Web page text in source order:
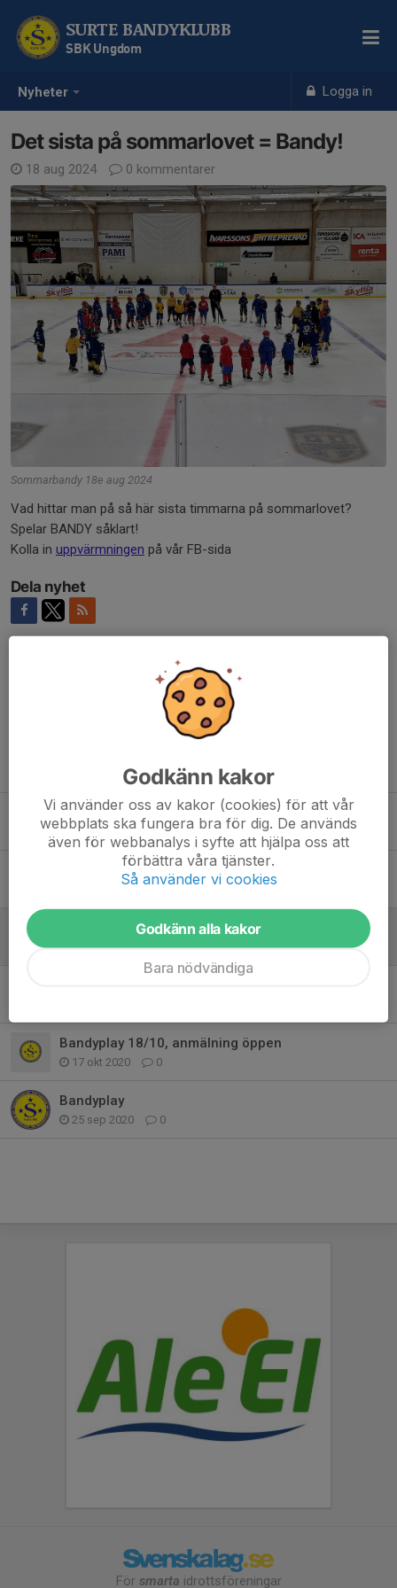
Nyheter Logga in
SURTE BANDYKLUBB
SBK Ungdom
Det sista på sommarlovet = Bandy!
18 aug 2024 0 kommentarer
Sommarbandy 18e aug 2024
Vad hittar man på så här sista timmarna på sommarlovet?
Spelar BANDY såklart!
Kolla in uppvärmningen på vår FB-sida
Dela nyhet
Tidigare nyheter
Sommarbandy 2025
3 aug 2025 0
Sommarbandyn INSTÄLLD idag 1/9
1 sep 2024 0
Det sista på sommarlovet = Bandy!
18 aug 2024 0
Bandyplay 18/10, anmälning öppen
17 okt 2020 0
Bandyplay
25 sep 2020 0
För smarta idrottsföreningar
Godkänn kakor
Vi använder oss av kakor (cookies) för att vår
webbplats ska fungera bra för dig. De används
även för webbanalys i syfte att hjälpa oss att
förbättra våra tjänster.
Så använder vi cookies
Godkänn alla kakor
Bara nödvändiga